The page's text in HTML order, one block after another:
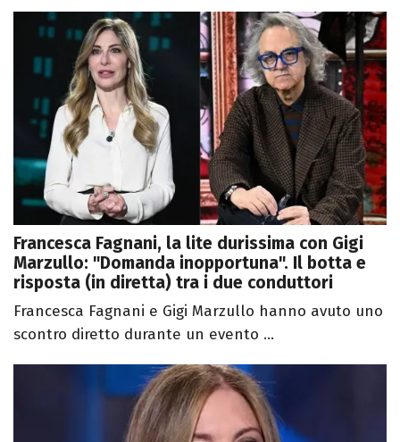
Francesca Fagnani, la lite durissima con Gigi
Marzullo: "Domanda inopportuna". Il botta e
risposta (in diretta) tra i due conduttori
Francesca Fagnani e Gigi Marzullo hanno avuto uno
scontro diretto durante un evento ...